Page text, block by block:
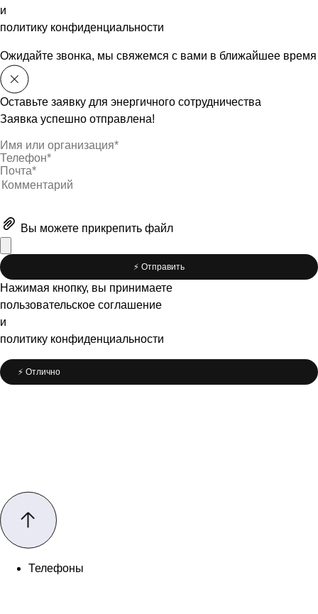
и
политику конфиденциальности
Ожидайте звонка, мы свяжемся с вами в ближайшее время
Оставьте заявку для энергичного сотрудничества
Заявка успешно отправлена!
Вы можете прикрепить файл
⚡️ Отправить
Нажимая кнопку, вы принимаете
пользовательское соглашение
и
политику конфиденциальности
⚡️ Отлично
Телефоны